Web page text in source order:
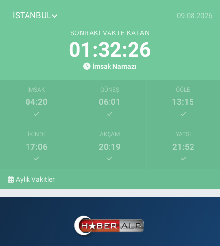
İSTANBUL 09.08.2026
SONRAKI VAKTE KALAN
01:32:25
İmsak Namazı
İMSAK
04:20
GÜNEŞ
06:01
ÖĞLE
13:15
İKINDI
17:06
AKŞAM
20:19
YATSI
21:52
Aylık Vakitler